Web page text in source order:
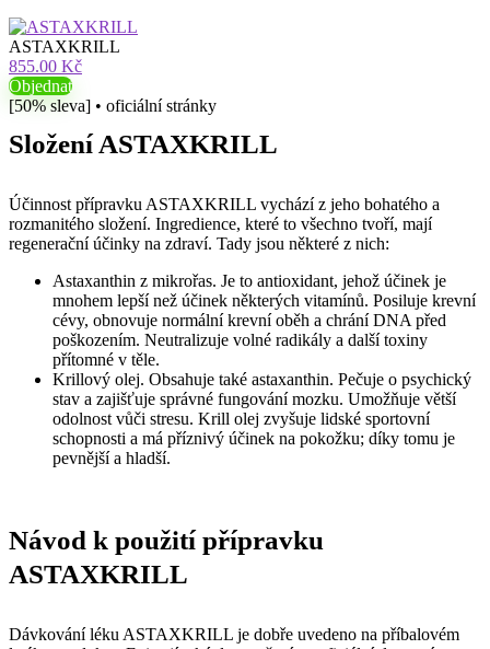
ASTAXKRILL
855.00 Kč
Objednat
[50% sleva] • oficiální stránky
Složení ASTAXKRILL
Účinnost přípravku ASTAXKRILL vychází z jeho bohatého a
rozmanitého složení. Ingredience, které to všechno tvoří, mají
regenerační účinky na zdraví. Tady jsou některé z nich:
Astaxanthin z mikrořas. Je to antioxidant, jehož účinek je
mnohem lepší než účinek některých vitamínů. Posiluje krevní
cévy, obnovuje normální krevní oběh a chrání DNA před
poškozením. Neutralizuje volné radikály a další toxiny
přítomné v těle.
Krillový olej. Obsahuje také astaxanthin. Pečuje o psychický
stav a zajišťuje správné fungování mozku. Umožňuje větší
odolnost vůči stresu. Krill olej zvyšuje lidské sportovní
schopnosti a má příznivý účinek na pokožku; díky tomu je
pevnější a hladší.
Návod k použití přípravku
ASTAXKRILL
Dávkování léku ASTAXKRILL je dobře uvedeno na příbalovém